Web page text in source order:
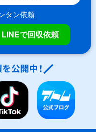
タン依頼
LINEで回収依頼